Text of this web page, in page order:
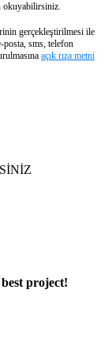
okuyabilirsiniz.
gerçekleştirilmesi ile
posta, sms, telefon
açık rıza metni
project!